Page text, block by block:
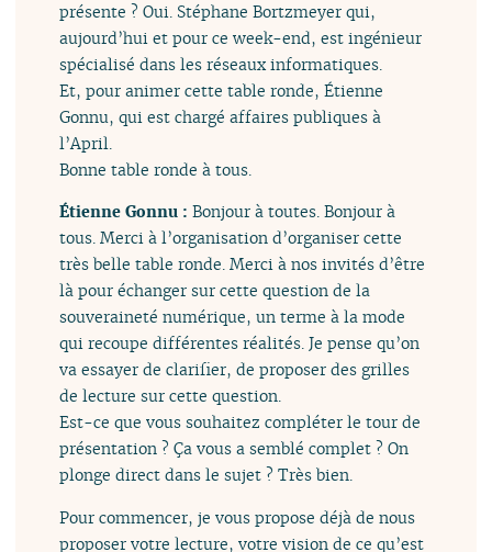
présente ? Oui. Stéphane Bortzmeyer qui,
aujourd’hui et pour ce week-end, est ingénieur
spécialisé dans les réseaux informatiques.
Et, pour animer cette table ronde, Étienne
Gonnu, qui est chargé affaires publiques à
l’April.
Bonne table ronde à tous.
Étienne Gonnu :Bonjour à toutes. Bonjour à
tous. Merci à l’organisation d’organiser cette
très belle table ronde. Merci à nos invités d’être
là pour échanger sur cette question de la
souveraineté numérique, un terme à la mode
qui recoupe différentes réalités. Je pense qu’on
va essayer de clarifier, de proposer des grilles
de lecture sur cette question.
Est-ce que vous souhaitez compléter le tour de
présentation ? Ça vous a semblé complet ? On
plonge direct dans le sujet ? Très bien.
Pour commencer, je vous propose déjà de nous
proposer votre lecture, votre vision de ce qu’est